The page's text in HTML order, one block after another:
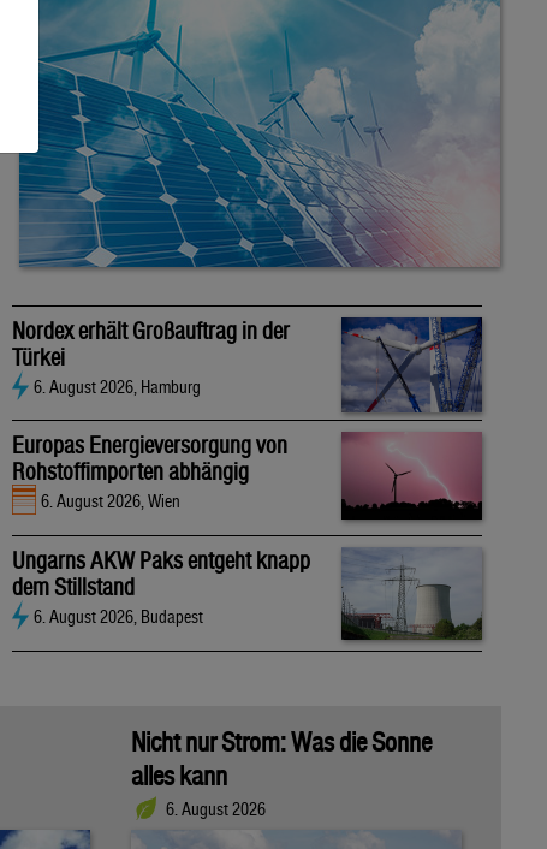
Nordex erhält Großauftrag in der
Türkei
6. August 2026, Hamburg
Europas Energieversorgung von
Rohstoffimporten abhängig
6. August 2026, Wien
Ungarns AKW Paks entgeht knapp
dem Stillstand
6. August 2026, Budapest
Nicht nur Strom: Was die Sonne
alles kann
6. August 2026